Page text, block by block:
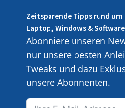
Zeitsparende Tipps rund um
Laptop, Windows &
Abonniere unseren
nur unsere besten
Tweaks und dazu
unsere Abonnenten.